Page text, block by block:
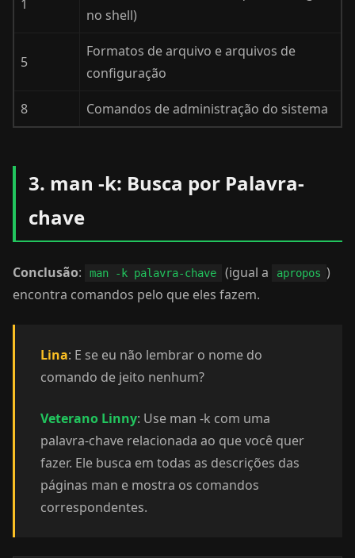
1
no shell)
5
Formatos de arquivo e arquivos de
configuração
8 Comandos de administração do sistema
3. man -k: Busca por Palavra-
chave
Conclusão: man -k palavra-chave (igual a apropos )
encontra comandos pelo que eles fazem.
Lina: E se eu não lembrar o nome do
comando de jeito nenhum?
Veterano Linny: Use man -k com uma
palavra-chave relacionada ao que você quer
fazer. Ele busca em todas as descrições das
páginas man e mostra os comandos
correspondentes.